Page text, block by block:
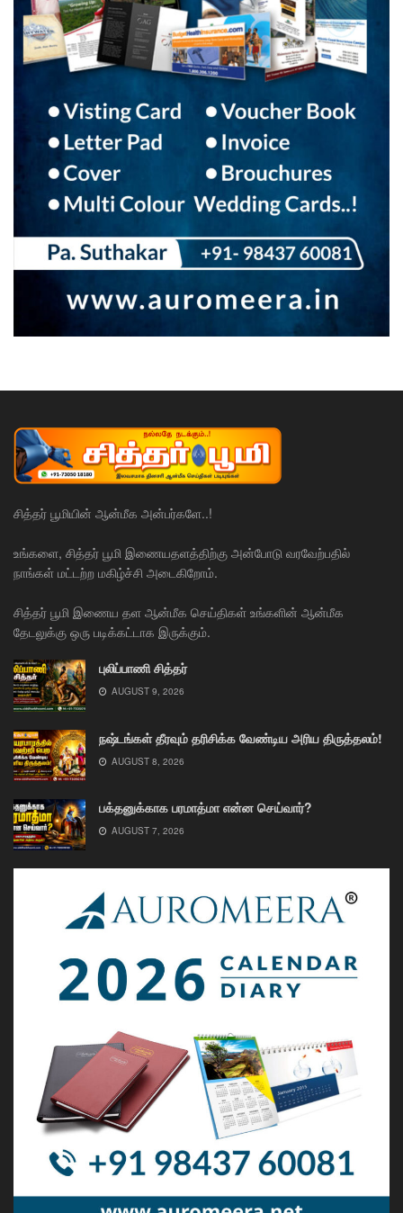
சித்தர் பூமியின் ஆன்மீக அன்பர்களே..!
உங்களை, சித்தர் பூமி இணையதளத்திற்கு அன்போடு வரவேற்பதில்
நாங்கள் மட்டற்ற மகிழ்ச்சி அடைகிறோம்.
சித்தர் பூமி இணைய தள ஆன்மீக செய்திகள் உங்களின் ஆன்மீக
தேடலுக்கு ஒரு படிக்கட்டாக இருக்கும்.
புலிப்பாணி சித்தர்
AUGUST 9, 2026
நஷ்டங்கள் தீரவும் தரிசிக்க வேண்டிய அரிய திருத்தலம்!
AUGUST 8, 2026
பக்தனுக்காக பரமாத்மா என்ன செய்வார்?
AUGUST 7, 2026